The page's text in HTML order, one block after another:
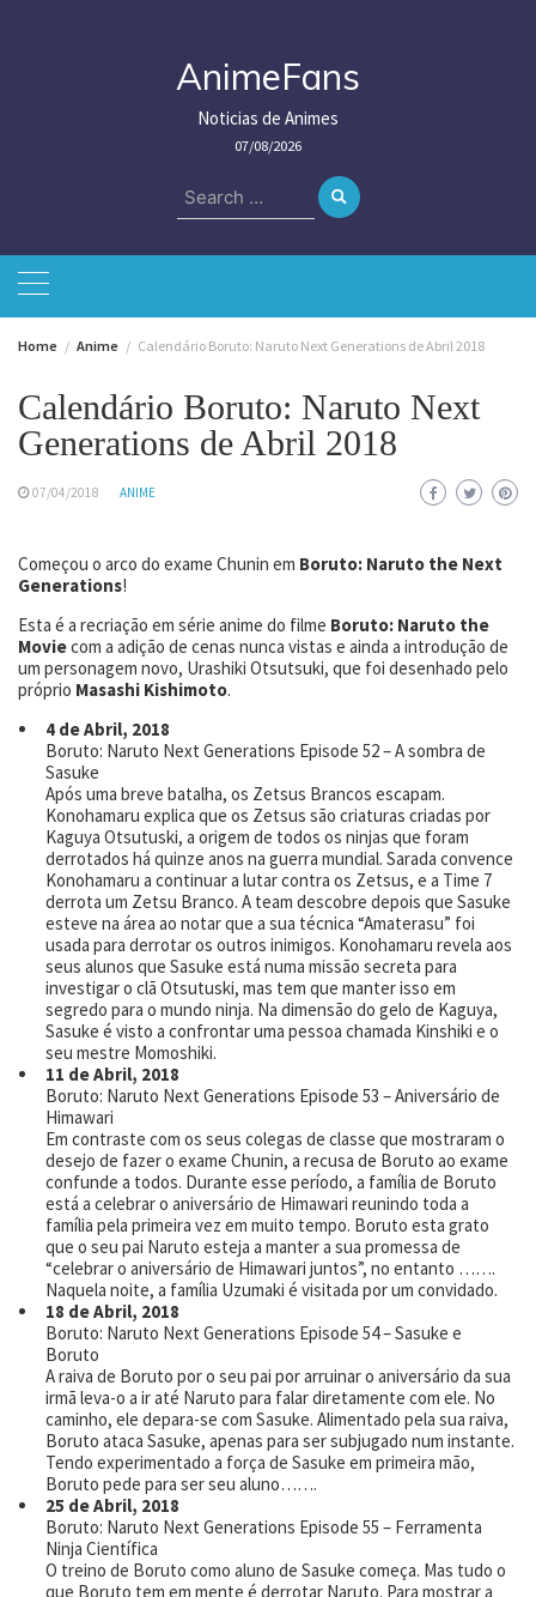
AnimeFans
Noticias de Animes
07/08/2026
Search
for:
Home Anime Calendário Boruto: Naruto Next Generations de Abril 2018
Calendário Boruto: Naruto Next
Generations de Abril 2018
07/04/2018 ANIME
Começou o arco do exame Chunin em Boruto: Naruto the Next
Generations!
Esta é a recriação em série anime do filme Boruto: Naruto the
Moviecom a adição de cenas nunca vistas e ainda a introdução de
um personagem novo, Urashiki Otsutsuki, que foi desenhado pelo
próprio Masashi Kishimoto.
4 de Abril, 2018
Boruto: Naruto Next Generations Episode 52 – A sombra de
Sasuke
Após uma breve batalha, os Zetsus Brancos escapam.
Konohamaru explica que os Zetsus são criaturas criadas por
Kaguya Otsutuski, a origem de todos os ninjas que foram
derrotados há quinze anos na guerra mundial. Sarada convence
Konohamaru a continuar a lutar contra os Zetsus, e a Time 7
derrota um Zetsu Branco. A team descobre depois que Sasuke
esteve na área ao notar que a sua técnica “Amaterasu” foi
usada para derrotar os outros inimigos. Konohamaru revela aos
seus alunos que Sasuke está numa missão secreta para
investigar o clã Otsutuski, mas tem que manter isso em
segredo para o mundo ninja. Na dimensão do gelo de Kaguya,
Sasuke é visto a confrontar uma pessoa chamada Kinshiki e o
seu mestre Momoshiki.
11 de Abril, 2018
Boruto: Naruto Next Generations Episode 53 – Aniversário de
Himawari
Em contraste com os seus colegas de classe que mostraram o
desejo de fazer o exame Chunin, a recusa de Boruto ao exame
confunde a todos. Durante esse período, a família de Boruto
está a celebrar o aniversário de Himawari reunindo toda a
família pela primeira vez em muito tempo. Boruto esta grato
que o seu pai Naruto esteja a manter a sua promessa de
“celebrar o aniversário de Himawari juntos”, no entanto …….
Naquela noite, a família Uzumaki é visitada por um convidado.
18 de Abril, 2018
Boruto: Naruto Next Generations Episode 54 – Sasuke e
Boruto
A raiva de Boruto por o seu pai por arruinar o aniversário da sua
irmã leva-o a ir até Naruto para falar diretamente com ele. No
caminho, ele depara-se com Sasuke. Alimentado pela sua raiva,
Boruto ataca Sasuke, apenas para ser subjugado num instante.
Tendo experimentado a força de Sasuke em primeira mão,
Boruto pede para ser seu aluno…….
25 de Abril, 2018
Boruto: Naruto Next Generations Episode 55 – Ferramenta
Ninja Científica
O treino de Boruto como aluno de Sasuke começa. Mas tudo o
que Boruto tem em mente é derrotar Naruto. Para mostrar a